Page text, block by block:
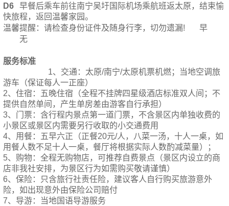
D6
早餐后乘车前往南宁吴圩国际机场乘航班返太原，结束愉
快旅程，返回温馨家园。
温馨提醒：请检查身份证件及随身行李，切勿遗漏!
早
无
服务标准
1、交通：太原/南宁/太原机票机燃；当地空调旅
游车（保证每人一正座）
2、住宿：五晚住宿（全程不挂牌四星级酒店标准双人间；不
提供自然单间，产生单房差由游客自行承担）
3、门票：含行程内景点第一道门票，不含景区内单独收费的
小景区或景区内需要另行收取的小交通费用
4、用餐：五早六正（正餐20元/人，八菜一汤，十人一桌，如
用餐人数不足十人一桌，餐厅将根据实际人数酌减菜量）；
5、购物：全程无购物店，可推荐自费景点（景区内设立的商
店非我社安排，为景区行为如需购买敬请谨慎）
6、保险：只含旅行社责任险，建议客人自行购买旅游意外
险，如出现意外由保险公司赔付
7、导游：当地国语导游服务